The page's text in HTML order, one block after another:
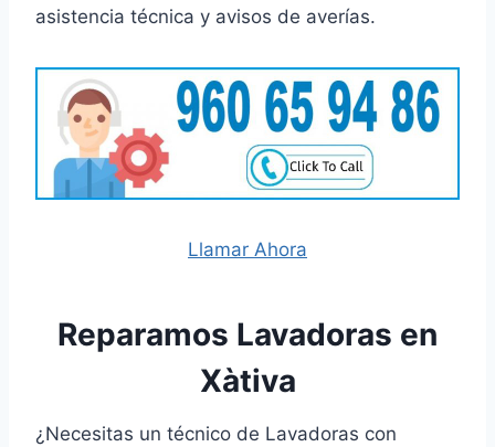
asistencia técnica y avisos de averías.
Llamar Ahora
Reparamos Lavadoras en
Xàtiva
¿Necesitas un técnico de Lavadoras con